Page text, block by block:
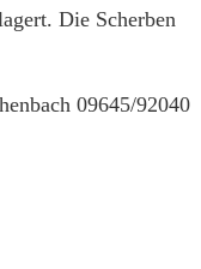
Die Scherben
09645/92040